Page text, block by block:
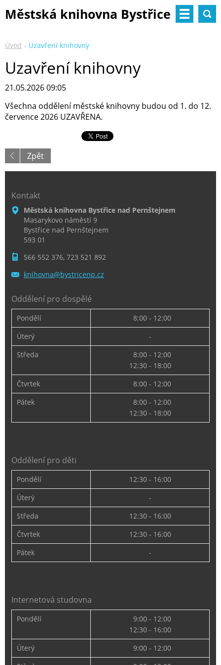
Městská knihovna Bystřice
Úvod Uzavření knihovny
Uzavření knihovny
21.05.2026 09:05
Všechna oddělení městské knihovny budou od 1. do 12.
července 2026 UZAVŘENA.
Zpět
Kontakt
Městská knihovna Bystřice nad Pernštejnem
Masarykovo náměstí 9
Bystřice nad Pernštejnem
593 01
566 552 376, 723 521 892
knihovna@bystricenp.cz
Oddělení pro dospělé
Pondělí
8:00 - 12:00
Úterý
-
Středa
8:00 - 12:00
12:30 - 18:00
Čtvrtek
8:00 - 12:00
Pátek
8:00 - 12:00
12:30 - 18:00
Oddělení pro děti
Pondělí
12:30 - 16:00
Úterý
-
Středa
12:30 - 16:00
Čtvrtek
12:30 - 16:00
Pátek
-
Internetová studovna
Pondělí
9:00 - 12:00
12:30 - 16:00
Úterý
9:00 - 12:00